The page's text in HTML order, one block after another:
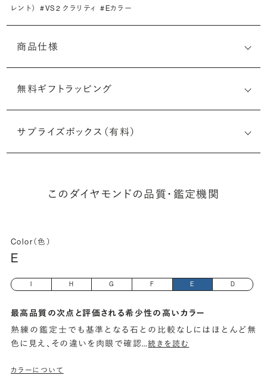
レント）
#VS2 クラリティ #Eカラー
商品仕様
無料ギフトラッピング
サプライズボックス（有料）
このダイヤモンドの品質・鑑定機関
Color（色）
E
H G F E D
最高品質の次点と評価される希少性の高いカラー
熟練の鑑定士でも基準となる石との比較なしにはほとんど無
色に見え、その違いを肉眼で確認…続きを読む
カラーについて